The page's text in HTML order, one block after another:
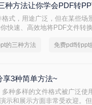
种方法让你学会PDF转
式，用途广泛，但在某些场
快速、高效地将PDF文件转
的三种方法 免费pdf转ppt
享3种简单方法~
种多样的文件格式被广泛使
示和展示方面非常受欢迎。